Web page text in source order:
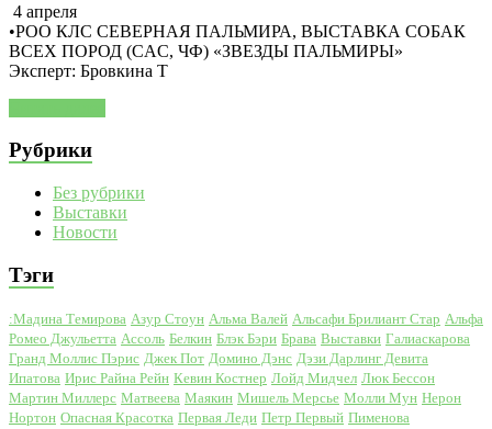
4 апреля
•РОО КЛС СЕВЕРНАЯ ПАЛЬМИРА, ВЫСТАВКА СОБАК
ВСЕХ ПОРОД (CAC, ЧФ) «ЗВЕЗДЫ ПАЛЬМИРЫ»
Эксперт: Бровкина Т
Рубрики
Без рубрики
Выставки
Новости
Тэги
:Мадина Темирова Азур Стоун Альма Валей Альсафи Брилиант Стар Альфа
Ромео Джульетта Ассоль Белкин Блэк Бэри Брава Выставки Галиаскарова
Гранд Моллис Пэрис Джек Пот Домино Дэнс Дэзи Дарлинг Девита
Ипатова Ирис Райна Рейн Кевин Костнер Лойд Мидчел Люк Бессон
Мартин Миллерс Матвеева Маякин Мишель Мерсье Молли Мун Нерон
Нортон Опасная Красотка Первая Леди Петр Первый Пименова